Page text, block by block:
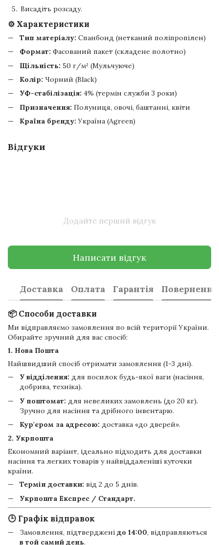
Висадіть розсаду.
⚙️ Характеристики
Тип матеріалу: Спанбонд (нетканий поліпропілен)
Формат: Фасований пакет (складене полотно)
Щільність: 50 г/м² (Мульчуюче)
Колір: Чорний (Black)
УФ-стабілізація: 4% (термін служби 3 роки)
Призначення: Полуниця, овочі, баштанні, квіти
Країна бренду: Україна (Agreen)
Відгуки
Додайте перший відгук
Написати відгук
Доставка Оплата Гарантія Повернення
📦 Способи доставки
Ми відправляємо замовлення по всій території України.
Обирайте зручний для вас спосіб:
1. Нова Пошта
Найшвидший спосіб отримати замовлення (1-3 дні).
У відділення: для посилок будь-якої ваги (насіння,
добрива, техніка).
У поштомат: для невеликих замовлень (до 20 кг).
Зручно для насіння та дрібного інвентарю.
Кур'єром за адресою: доставка «до дверей».
2. Укрпошта
Економний варіант, ідеально підходить для доставки
насіння та легких товарів у найвіддаленіші куточки
країни.
Термін доставки: від 2 до 5 днів.
Укрпошта Експрес / Стандарт.
🕒 Графік відправок
Замовлення, підтверджені до 14:00, відправляються
в той самий день.